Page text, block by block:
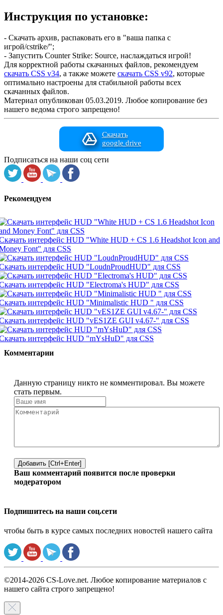
Инструкция по установке:
- Скачать архив, распаковать его в "ваша папка с
игрой/cstrike/";
- Запустить Counter Strike: Source, наслаждаться игрой!
Для корректной работы скачанных файлов, рекомендуем
скачать CSS v34, а также можете скачать CSS v92, которые
оптимально настроены для стабильной работы всех
скачанных файлов.
Материал опубликован 05.03.2019. Любое копирование без
нашего ведома строго запрещено!
Скачать
google drive
Подписаться на наши соц сети
Рекомендуем
интерфейс HUD "White HUD + CS 1.6 Headshot Icon and
Font" для CSS
интерфейс HUD "LoudnProudHUD" для CSS
интерфейс HUD "Electroma's HUD" для CSS
интерфейс HUD "Minimalistic HUD " для CSS
интерфейс HUD "vES1ZE GUI v4.67-" для CSS
интерфейс HUD "mYsHuD" для CSS
Комментарии
Данную страницу никто не комментировал. Вы можете
стать первым.
Добавить [Ctrl+Enter]
Ваш комментарий появится после проверки
модератором
Подпишитесь на наши соц.сети
чтобы быть в курсе самых последних новостей нашего сайта
©2014-2026 CS-Love.net. Любое копирование материалов с
нашего сайта строго запрещено!